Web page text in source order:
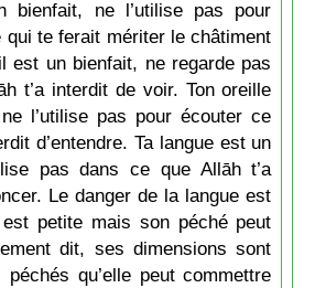
bienfait, ne l’utilise pas pour
qui te ferait mériter le châtiment
est un bienfait, ne regarde pas
t’a interdit de voir. Ton oreille
l’utilise pas pour écouter ce
d’entendre. Ta langue est un
pas dans ce que Allāh t’a
Le danger de la langue est
petite mais son péché peut
dit, ses dimensions sont
qu’elle peut commettre